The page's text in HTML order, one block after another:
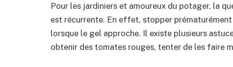
Pour les jardiniers et amoureux du potager, la
est récurrente. En effet, stopper
lorsque le gel approche. Il existe plusieurs
obtenir des tomates rouges, tenter de les faire